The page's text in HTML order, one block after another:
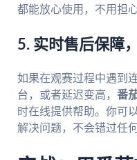
都能放心使用，不用担
5. 实时售后保障
如果在观赛过程中遇到
台，或者延迟变高， 番
时在线提供帮助。你可
解决问题，不会错过任